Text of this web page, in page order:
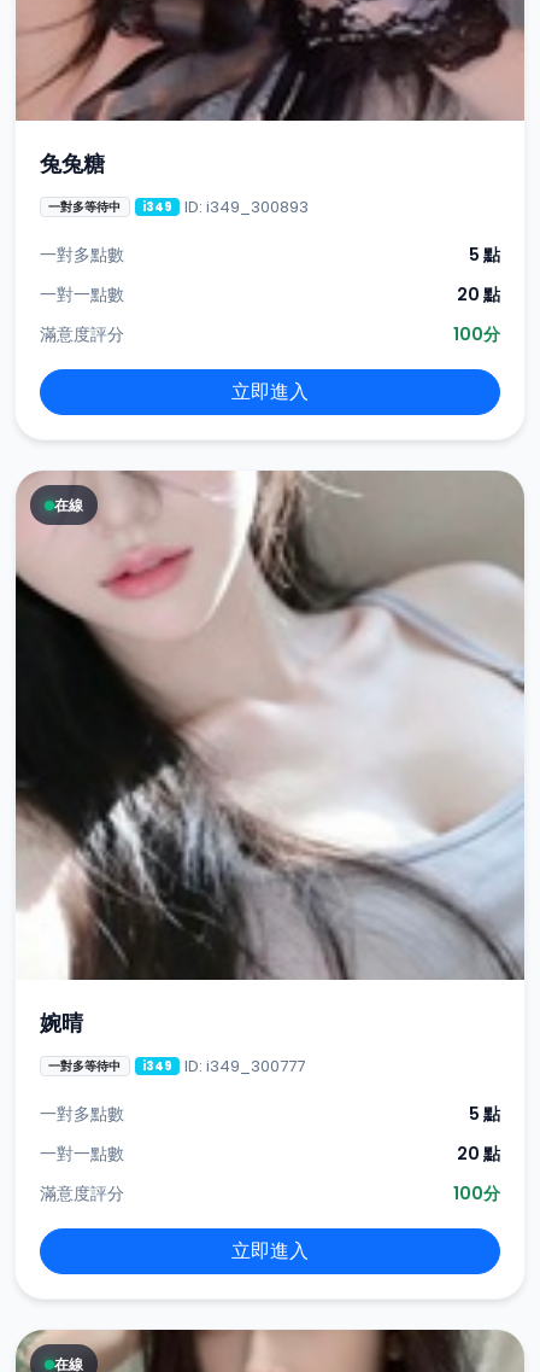
兔兔糖
一對多等待中 i349 ID: i349_300893
一對多點數
5 點
一對一點數
20 點
滿意度評分
100分
立即進入
在線
婉晴
一對多等待中 i349 ID: i349_300777
一對多點數
5 點
一對一點數
20 點
滿意度評分
100分
立即進入
在線